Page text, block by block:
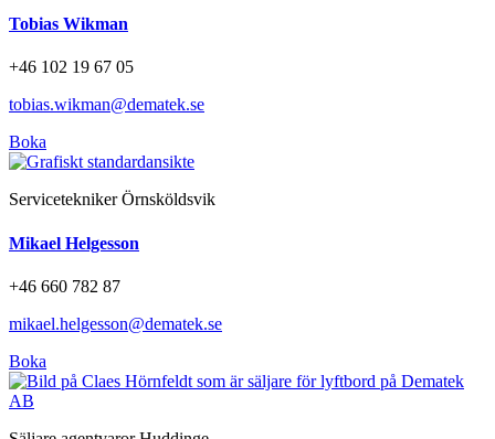
Tobias Wikman
+46 102 19 67 05
tobias.wikman@dematek.se
Boka
Servicetekniker Örnsköldsvik
Mikael Helgesson
+46 660 782 87
mikael.helgesson@dematek.se
Boka